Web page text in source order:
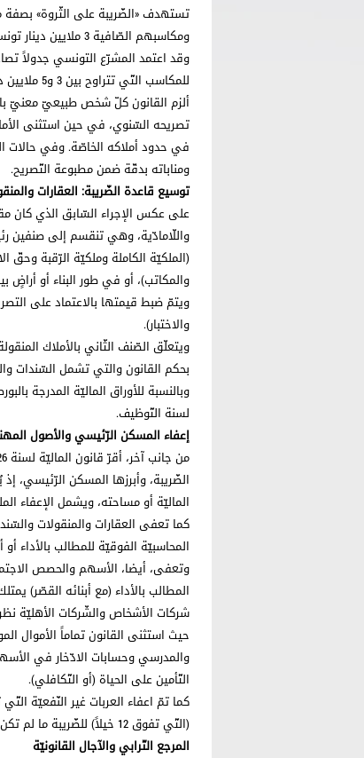
تستهدف «الضّريبة على الثّروة» بصفة
ومكاسبهم الصّافية 3 ملايين دينار تونسي، وذلك بحساب قيمتها الحقيقيّة في تاريخ غرّة جانفي من سنة التّوظيف.
ألزم القانون كلّ شخص طبيعيّ معنيّ
تصريحه السّنوي، في حين استثنى
في حدود أملاكه الخاصّة. وفي حالات
ومناباته بدقّة ضمن مطبوعة التّصريح.
توسيع قاعدة الضّريبة: العقارات
على عكس الإجراء السّابق الذي كان
واللّامادّية، وهي تنقسم إلى صنفين
(الملكيّة الكاملة وملكيّة الرّقبة وحقّ
والمكاتب)، أو في طور البناء أو أراضٍ
ويتمّ ضبط قيمتها بالاعتماد على
والاختبار).
ويتعلّق الصّنف الثّاني بالأملاك
بحكم القانون والتي تشمل السّندات
لسنة التّوظيف.
إعفاء المسكن الرّئيسي والأصول
الضّريبة، وأبرزها المسكن الرّئيسي،
الماليّة أو مساحته، ويشمل الإعفاء
كما تعفى العقارات والمنقولات
المحاسبيّة الفوقيّة للمطالب
وتعفى، أيضا، الأسهم والحصص
شركات الأشخاص والشّركات الأهليّة
حيث استثنى القانون تماماً الأموال
التّأمين على الحياة (أو التّكافلي).
(التّي تفوق 12 خيلاً) للضّريبة ما لم تكن مخصّصة للاستغلال المهني المدرج بالمحاسبة.
المرجع التّرابي والآجال القانونيّة